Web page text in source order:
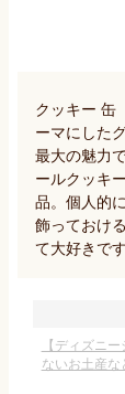
クッキー 缶
ーマにした
最大の魅力
ールクッキ
品。個人的
飾っておけ
て大好きです
【ディズニ
ないお土産な